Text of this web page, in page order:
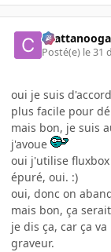
chattanooga
Posté(e) le 31
oui je suis
plus facile pour
mais bon, je suis
j'avoue
oui j'utilise
épuré, oui. :)
oui, donc on
mais bon, ça
je dis ça, car ça
graveur.